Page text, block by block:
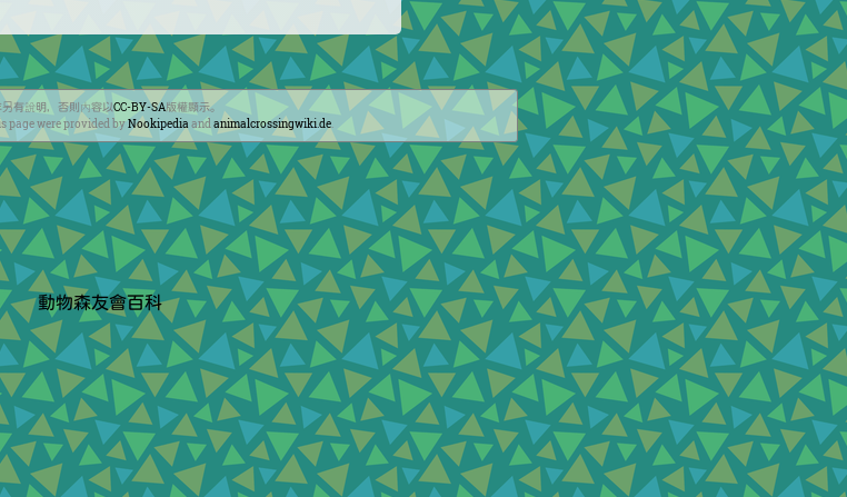
另有說明，否則內容以CC-BY-SA版權顯示。
page were provided byNookipedia andanimalcrossingwiki.de.
動物森友會百科